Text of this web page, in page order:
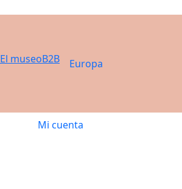
El museoB2B Europa
Mi cuenta